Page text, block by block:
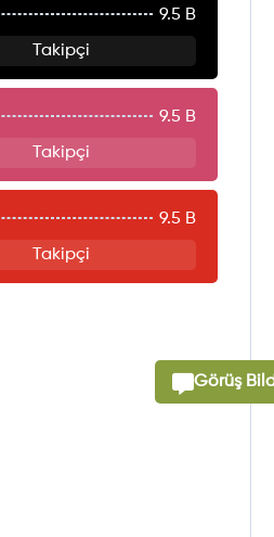
9.5 B
Takipçi
9.5 B
Takipçi
9.5 B
Takipçi
Görüş